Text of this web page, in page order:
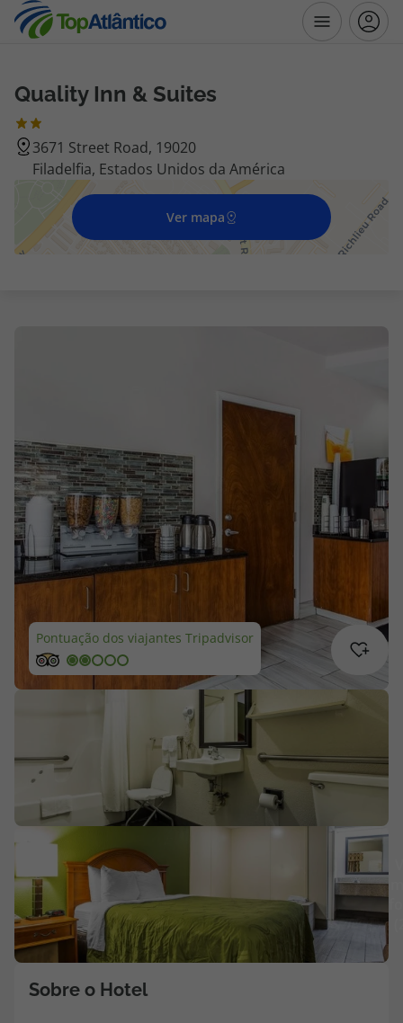
Destinos
Voos
Hotéis
Voos + Hotel
Promoções
Especialistas
Cheque Viagem
Rede de Lojas
Blog TopViagens
Área de Cliente
Agências
Contactos
Apoio ao cliente em Portugal
218 925 471
Quality Inn & Suites
3671 Street Road, 19020
Filadelfia, Estados Unidos da América
Ver mapa
Pontuação dos viajantes Tripadvisor
Sobre o Hotel